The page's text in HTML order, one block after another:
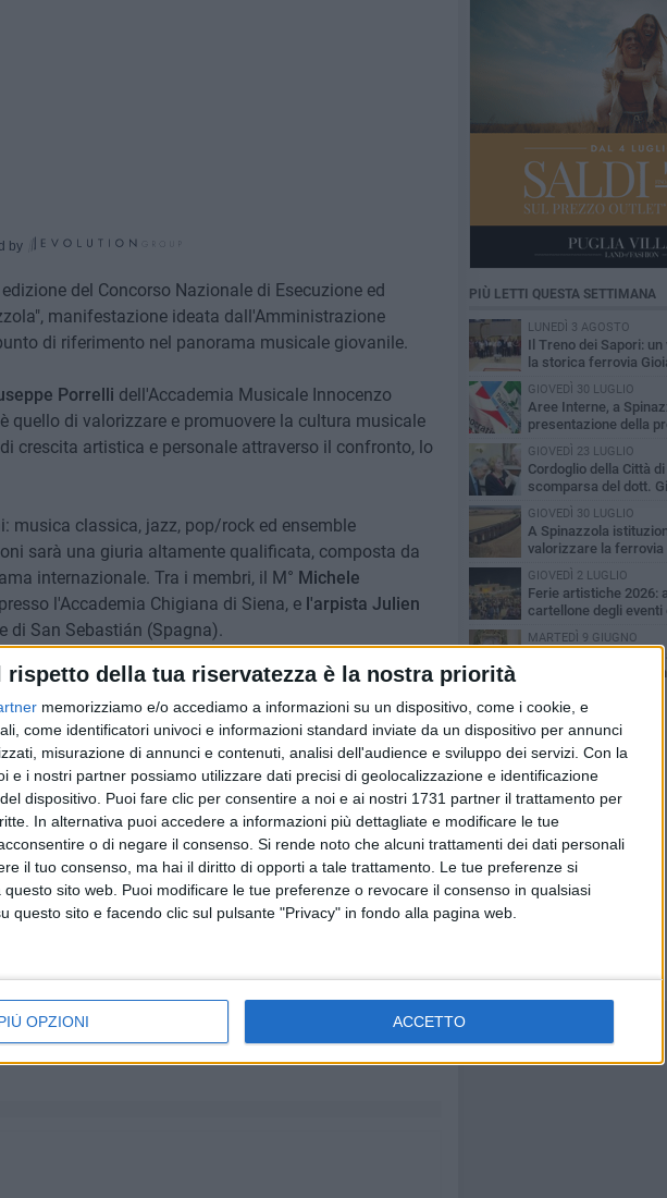
rispetto della tua riservatezza è la nostra priorità
memorizziamo e/o accediamo a informazioni su un dispositivo, come i cookie, e
come identificatori univoci e informazioni standard inviate da un dispositivo per annunci
misurazione di annunci e contenuti, analisi dell'audience e sviluppo dei servizi. Con la
e i nostri partner possiamo utilizzare dati precisi di geolocalizzazione e identificazione
dispositivo. Puoi fare clic per consentire a noi e ai nostri 1731 partner il trattamento per
In alternativa puoi accedere a informazioni più dettagliate e modificare le tue
o di negare il consenso. Si rende noto che alcuni trattamenti dei dati personali
il tuo consenso, ma hai il diritto di opporti a tale trattamento. Le tue preferenze si
sito web. Puoi modificare le tue preferenze o revocare il consenso in qualsiasi
questo sito e facendo clic sul pulsante "Privacy" in fondo alla pagina web.
OPZIONI ACCETTO
by
del Concorso Nazionale di Esecuzione ed
manifestazione ideata dall'Amministrazione
di riferimento nel panorama musicale giovanile.
Porrelli dell'Accademia Musicale Innocenzo
quello di valorizzare e promuovere la cultura musicale
crescita artistica e personale attraverso il confronto, lo
musica classica, jazz, pop/rock ed ensemble
sarà una giuria altamente qualificata, composta da
internazionale. Tra i membri, il M° Michele
l'Accademia Chigiana di Siena, e l'arpista Julien
di San Sebastián (Spagna).
2025, mentre le audizioni si svolgeranno dal 19 al 25
concorso presso la Sala Innocenzo XII di Spinazzola.
di studio del valore di 3.000 euro. Durante la serata
borse di studio da 500 euro ciascuna ad altri
anni, il Concorso Nazionale di Esecuzione ed
sia cresciuto.- Commenta il SindacoMichele
si investe nella cultura e nei giovani, i risultati arrivano.
rilevanza della manifestazione, abbiamo ricevuto
ha riconosciuto il valore del nostro progetto attraverso
che ci incoraggia a proseguire con
a fare di Spinazzola una città viva, creativa e
PIÙ LETTI QUESTA SETTIMANA
LUNEDÌ 3 AGOSTO
Il Treno dei Sapori:
la storica ferrovia
Rocchetta Sant’Antonio
GIOVEDÌ 30 LUGLIO
Aree Interne, a
presentazione della
Partito Democratico
GIOVEDÌ 23 LUGLIO
Cordoglio della Città
scomparsa del dott.
GIOVEDÌ 30 LUGLIO
A Spinazzola
valorizzare la ferrovia
Rocchetta Sant'Antonio
GIOVEDÌ 2 LUGLIO
Ferie artistiche 2026:
cartellone degli eventi
MARTEDÌ 9 GIUGNO
Spinazzola si
patronale di Maria